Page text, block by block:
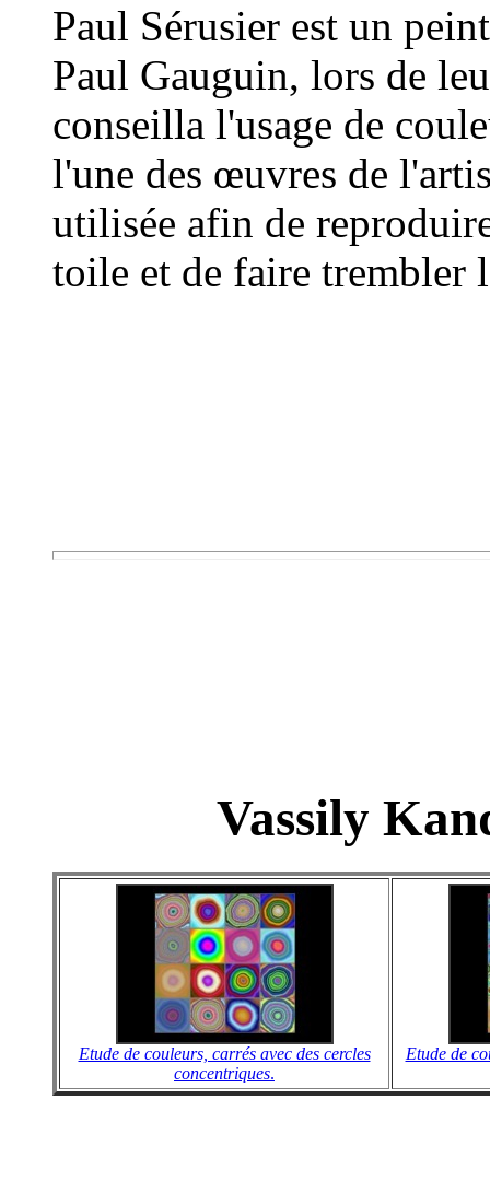
Paul Sérusier est un
Paul Gauguin, lors de
conseilla l'usage de
l'une des œuvres de
utilisée afin de
toile et de faire trembler
Vassily
Etude de couleurs, carrés avec des cercles
concentriques.
Etude de